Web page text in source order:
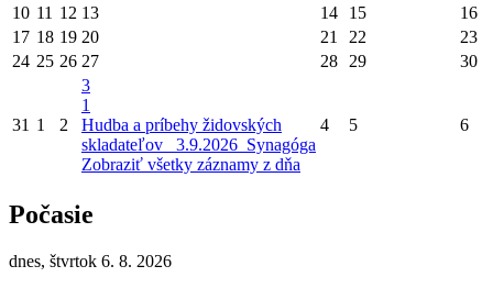
10 11 12 13 14 15
16
17 18 19 20 21 22
23
24 25 26 27 28 29 30
31 1 2
3
1
Hudba a príbehy židovských
skladateľov_ 3.9.2026_Synagóga
Zobraziť všetky záznamy z dňa
4 5 6
Počasie
dnes, štvrtok 6. 8. 2026